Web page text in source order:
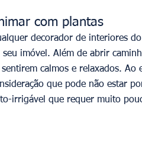
com plantas
decorador de interiores
seu imóvel. Além de abrir
sentirem calmos e relaxados.
que pode não estar
irrigável que requer muito